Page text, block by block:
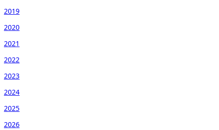
2019
2020
2021
2022
2023
2024
2025
2026